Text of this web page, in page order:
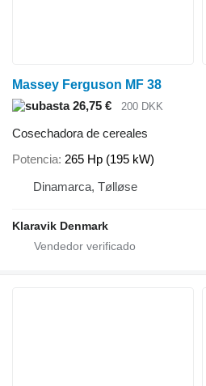
Massey Ferguson MF 38
26,75 €
200 DKK
Cosechadora de cereales
Potencia 265 Hp (195 kW)
Dinamarca, Tølløse
Klaravik Denmark